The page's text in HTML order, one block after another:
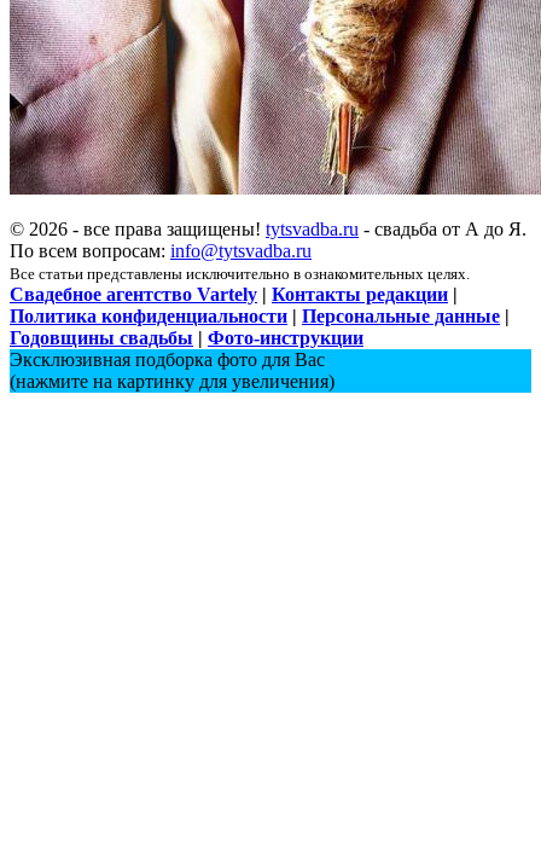
© 2026 - все права защищены! tytsvadba.ru - свадьба от А до Я.
По всем вопросам: info@tytsvadba.ru
Все статьи представлены исключительно в ознакомительных целях.
Свадебное агентство Vartely | Контакты редакции |
Политика конфиденциальности | Персональные данные |
Годовщины свадьбы | Фото-инструкции
Эксклюзивная подборка фото для Вас
(нажмите на картинку для увеличения)